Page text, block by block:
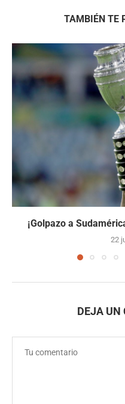
TAMBIÉN TE
¡Golpazo a
22
DEJA UN